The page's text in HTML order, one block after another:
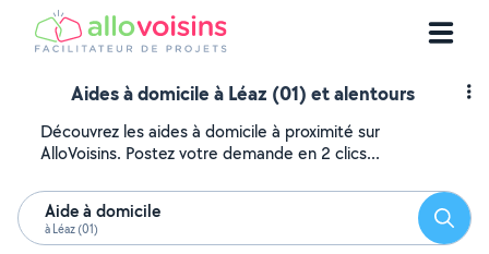
Aides à domicile à Léaz (01) et alentours
Découvrez les aides à domicile à proximité sur
AlloVoisins. Postez votre demande en 2 clics...
Aide à domicile
à Léaz (01)